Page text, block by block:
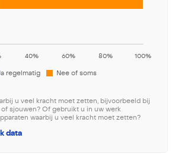
u veel kracht moet zetten, bijvoorbeeld bij
sjouwen? Of gebruikt u in uw werk
waarbij u veel kracht moet zetten?
data